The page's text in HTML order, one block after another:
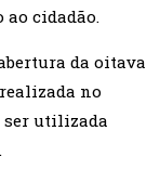
cidadão.
da oitava
no
ser utilizada